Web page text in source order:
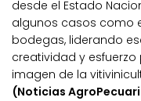
desde el Estado
algunos casos como
bodegas, liderando
creatividad y
imagen de la
(Noticias